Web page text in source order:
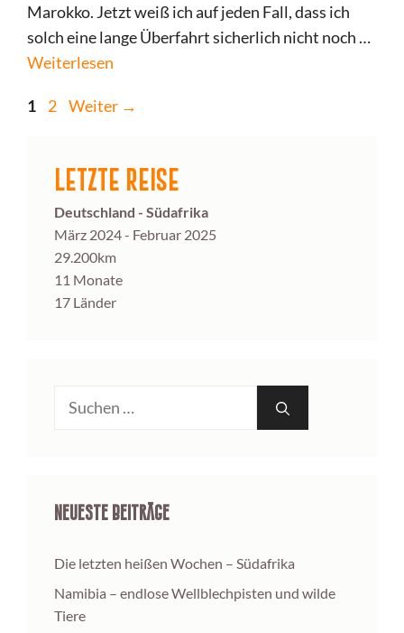
Marokko. Jetzt weiß ich auf jeden Fall, dass ich
solch eine lange Überfahrt sicherlich nicht noch …
Weiterlesen
Seite
1 Seite
2 Weiter →
LETZTE REISE
Deutschland - Südafrika
März 2024 - Februar 2025
29.200km
11 Monate
17 Länder
nach:
Neueste Beiträge
Die letzten heißen Wochen – Südafrika
Namibia – endlose Wellblechpisten und wilde
Tiere